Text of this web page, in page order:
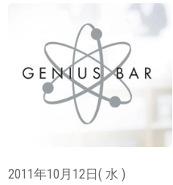
2011年10月12日( 水 )